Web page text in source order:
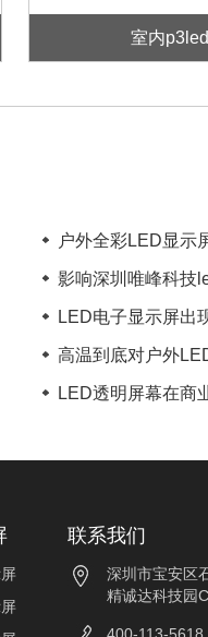
室内
户外全彩LED显示
影响深圳唯峰科技
LED电子显示屏出
高温到底对户外
LED透明屏幕在商
联系我们
深圳市宝安区
精诚达科技园